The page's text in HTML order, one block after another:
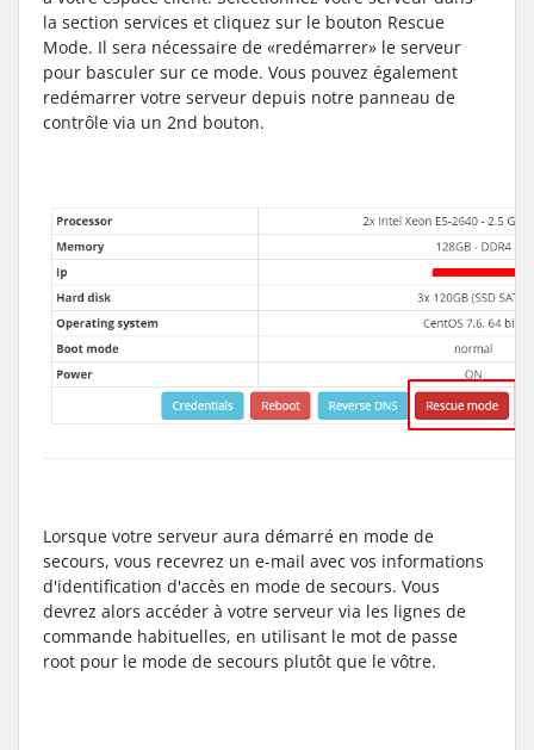
la section services et cliquez sur le bouton Rescue
Mode. Il sera nécessaire de «redémarrer» le serveur
pour basculer sur ce mode. Vous pouvez également
redémarrer votre serveur depuis notre panneau de
contrôle via un 2nd bouton.
Lorsque votre serveur aura démarré en mode de
secours, vous recevrez un e-mail avec vos informations
d'identification d'accès en mode de secours. Vous
devrez alors accéder à votre serveur via les lignes de
commande habituelles, en utilisant le mot de passe
root pour le mode de secours plutôt que le vôtre.